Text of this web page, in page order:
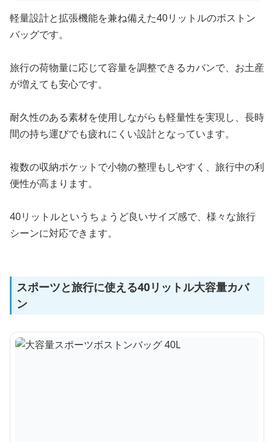
軽量設計と拡張機能を兼ね備えた40リットルのボストン
バッグです。
旅行の荷物量に応じて容量を調整できるカバンで、お土産
が増えても安心です。
耐久性のある素材を使用しながらも軽量性を実現し、長時
間の持ち運びでも疲れにくい設計となっています。
複数の収納ポケットで小物の整理もしやすく、旅行中の利
便性が高まります。
40リットルというちょうど良いサイズ感で、様々な旅行
シーンに対応できます。
スポーツと旅行に使える40リットル大容量カバ
ン